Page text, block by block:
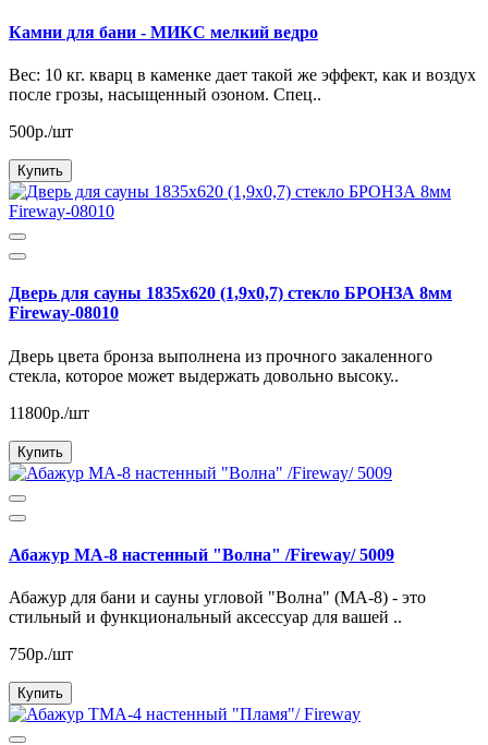
Камни для бани - МИКС мелкий ведро
Вес: 10 кг. кварц в каменке дает такой же эффект, как и воздух
после грозы, насыщенный озоном. Спец..
500р./шт
Купить
Дверь для сауны 1835х620 (1,9х0,7) стекло БРОНЗА 8мм
Fireway-08010
Дверь цвета бронза выполнена из прочного закаленного
стекла, которое может выдержать довольно высоку..
11800р./шт
Купить
Абажур МА-8 настенный "Волна" /Fireway/ 5009
Абажур для бани и сауны угловой "Волна" (МА-8) - это
стильный и функциональный аксессуар для вашей ..
750р./шт
Купить